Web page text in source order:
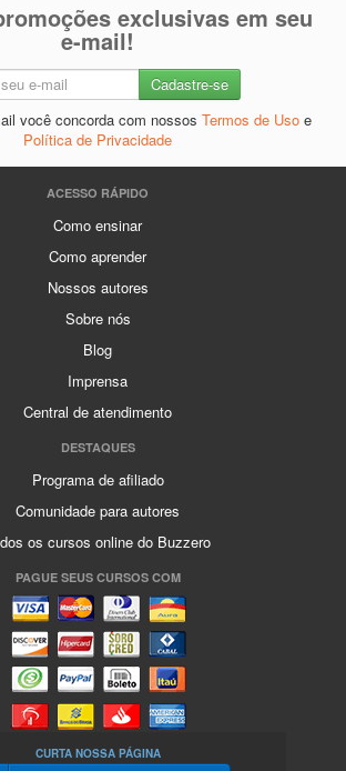
exclusivas em seu
e-mail!
você concorda com nossos Termos de Uso e
Política de Privacidade
ACESSO RÁPIDO
Como ensinar
Como aprender
Nossos autores
Sobre nós
Blog
Imprensa
Central de atendimento
DESTAQUES
Programa de afiliado
Comunidade para autores
os cursos online do Buzzero
PAGUE SEUS CURSOS COM
CURTA NOSSA PÁGINA